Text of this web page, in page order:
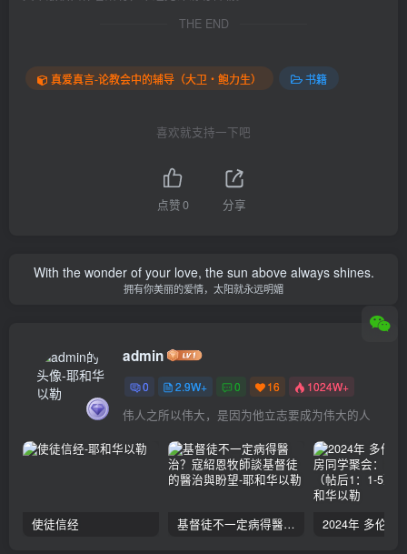
THE END
真爱真言-论教会中的辅导（大卫‧鲍力生） 书籍
喜欢就支持一下吧
点赞0 分享
With the wonder of your love, the sun above always shines.
拥有你美丽的爱情，太阳就永远明媚
admin
0 2.9W+ 0 16 1024W+
伟人之所以伟大，是因为他立志要成为伟大的人
使徒信经 基督徒不一定病得醫治？寇紹恩牧師談基督徒的醫治與盼望